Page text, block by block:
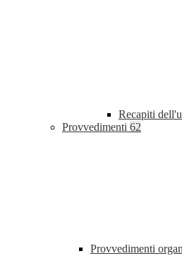
Recapiti
Provvedimenti 62
Provvedimenti